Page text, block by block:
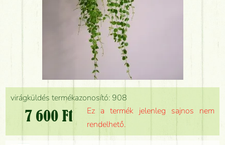
virágküldés termékazonosító: 908
7 600 Ft
Ez a termék jelenleg sajnos nem
rendelhető.